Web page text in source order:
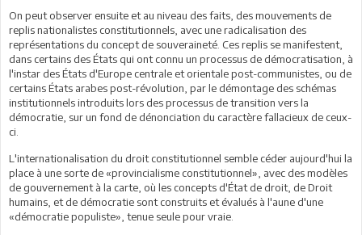
On peut observer ensuite et au niveau des faits, des mouvements de
replis nationalistes constitutionnels, avec une radicalisation des
représentations du concept de souveraineté. Ces replis se manifestent,
dans certains des États qui ont connu un processus de démocratisation, à
l'instar des États d'Europe centrale et orientale post-communistes, ou de
certains États arabes post-révolution, par le démontage des schémas
institutionnels introduits lors des processus de transition vers la
démocratie, sur un fond de dénonciation du caractère fallacieux de ceux-
ci.
L'internationalisation du droit constitutionnel semble céder aujourd'hui la
place à une sorte de «provincialisme constitutionnel», avec des modèles
de gouvernement à la carte, où les concepts d'État de droit, de Droit
humains, et de démocratie sont construits et évalués à l'aune d'une
«démocratie populiste», tenue seule pour vraie.